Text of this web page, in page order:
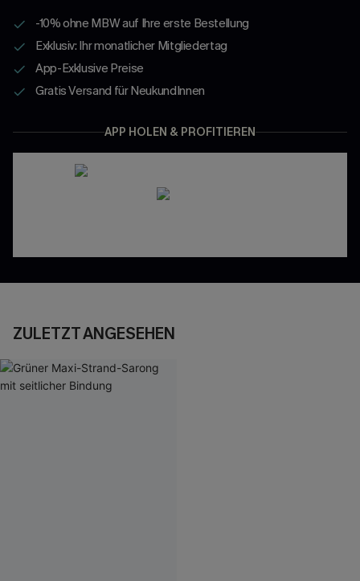
-10% ohne MBW auf Ihre erste Bestellung
Exklusiv: Ihr monatlicher Mitgliedertag
App-Exklusive Preise
Gratis Versand für NeukundInnen
APP HOLEN & PROFITIEREN
ZULETZT ANGESEHEN